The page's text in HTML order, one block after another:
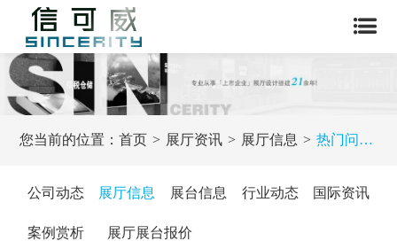
您当前的位置：首页 展厅资讯 展厅信息 热门问题：企业展厅是否需要有相似经验的展厅公司设计制作?
公司动态 展厅信息 展台信息 行业动态 国际资讯
案例赏析 展厅展台报价